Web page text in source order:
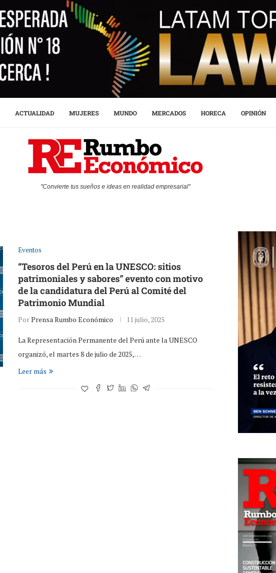
ACTUALIDAD MUJERES MUNDO MERCADOS HORECA OPINIÓN
"Convierte tus sueños e ideas en realidad empresarial"
Eventos
“Tesoros del Perú en la UNESCO: sitios
patrimoniales y sabores” evento con motivo
de la candidatura del Perú al Comité del
Patrimonio Mundial
PorPrensa Rumbo Económico 11 julio, 2025
La Representación Permanente del Perú ante la UNESCO
organizó, el martes 8 de julio de 2025,…
Leer más